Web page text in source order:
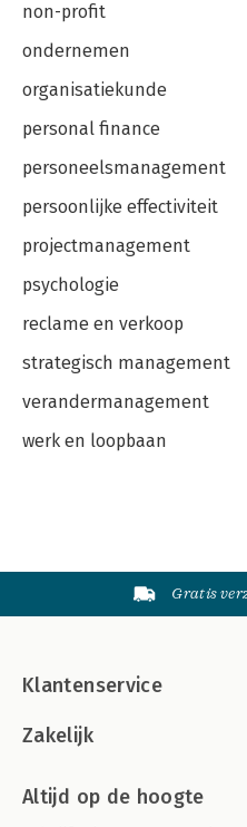
non-profit
ondernemen
organisatiekunde
personal finance
personeelsmanagement
persoonlijke effectiviteit
projectmanagement
psychologie
reclame en verkoop
strategisch management
verandermanagement
werk en loopbaan
Gratis
Klantenservice
Zakelijk
Altijd op de hoogte